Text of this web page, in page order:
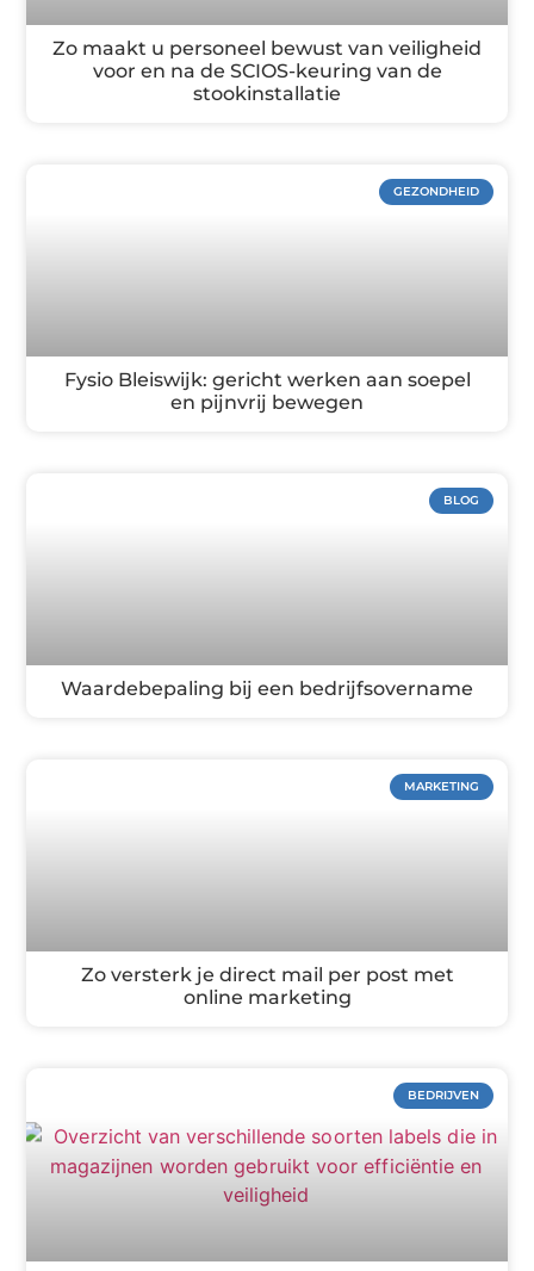
Zo maakt u personeel bewust van veiligheid
voor en na de SCIOS-keuring van de
stookinstallatie
GEZONDHEID
Fysio Bleiswijk: gericht werken aan soepel
en pijnvrij bewegen
BLOG
Waardebepaling bij een bedrijfsovername
MARKETING
Zo versterk je direct mail per post met
online marketing
BEDRIJVEN